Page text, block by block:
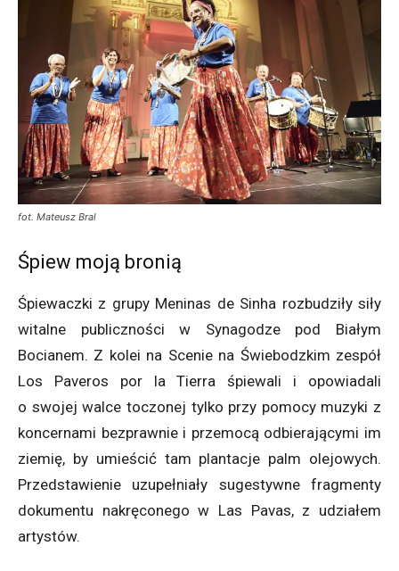
fot. Mateusz Bral
Śpiew moją bronią
Śpiewaczki z grupy Meninas de Sinha rozbudziły siły
witalne publiczności w Synagodze pod Białym
Bocianem. Z kolei na Scenie na Świebodzkim zespół
Los Paveros por la Tierra śpiewali i opowiadali
o swojej walce toczonej tylko przy pomocy muzyki z
koncernami bezprawnie i przemocą odbierającymi im
ziemię, by umieścić tam plantacje palm olejowych.
Przedstawienie uzupełniały sugestywne fragmenty
dokumentu nakręconego w Las Pavas, z udziałem
artystów.